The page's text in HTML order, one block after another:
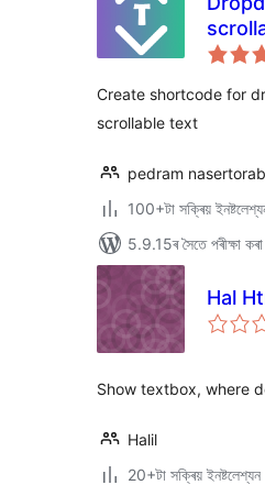
Create shortcode for
scrollable text
pedram
100+টা সক্ৰিয়
5.9.15ৰ সৈতে পৰীক্ষা কৰা
Hal
Show textbox, where
Halil
20+টা সক্ৰিয় ইনষ্টলেশ্যন